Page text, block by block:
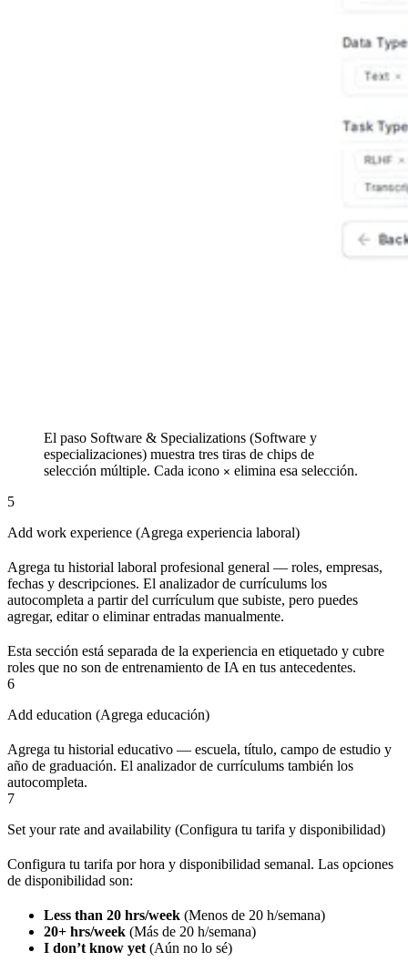
El paso Software & Specializations (Software y
especializaciones) muestra tres tiras de chips de
selección múltiple. Cada icono × elimina esa selección.
5
Add work experience (Agrega experiencia laboral)
Agrega tu historial laboral profesional general — roles, empresas,
fechas y descripciones. El analizador de currículums los
autocompleta a partir del currículum que subiste, pero puedes
agregar, editar o eliminar entradas manualmente.
Esta sección está separada de la experiencia en etiquetado y cubre
roles que no son de entrenamiento de IA en tus antecedentes.
6
Add education (Agrega educación)
Agrega tu historial educativo — escuela, título, campo de estudio y
año de graduación. El analizador de currículums también los
autocompleta.
7
Set your rate and availability (Configura tu tarifa y disponibilidad)
Configura tu tarifa por hora y disponibilidad semanal. Las opciones
de disponibilidad son:
Less than 20 hrs/week (Menos de 20 h/semana)
20+ hrs/week (Más de 20 h/semana)
I don’t know yet (Aún no lo sé)